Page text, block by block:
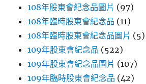
108年股東會紀念品圖片 (97)
108年臨時股東會紀念品 (11)
108年臨時股東會紀念品圖片 (5)
109年股東會紀念品 (522)
109年股東會紀念品圖片 (107)
109年臨時股東會紀念品 (42)